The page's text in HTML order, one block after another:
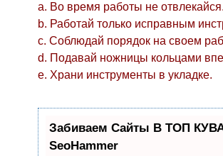
a. Во время работы не
b. Работай только исправным
c. Соблюдай порядок на своем
d. Подавай ножницы кольцами
e. Храни инструменты в укладке.
Забиваем Сайты В ТОП
SeoHammer